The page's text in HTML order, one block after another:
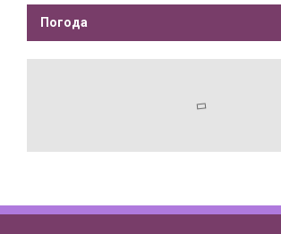
Погода